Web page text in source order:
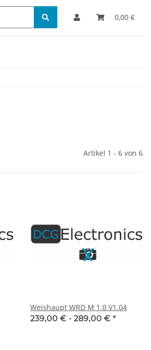
0,00 €
Artikel 1 - 6 von 6
Weishaupt WRD M 1.0 V1.04
239,00 € - 289,00 € *